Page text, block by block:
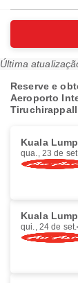
Última
Reserve e
Aeroporto
Kuala
qua., 23 de
Kuala
qui., 24 de set.